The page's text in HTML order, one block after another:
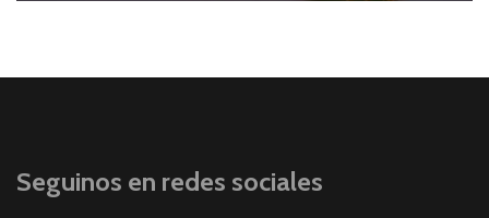
Seguinos en redes sociales